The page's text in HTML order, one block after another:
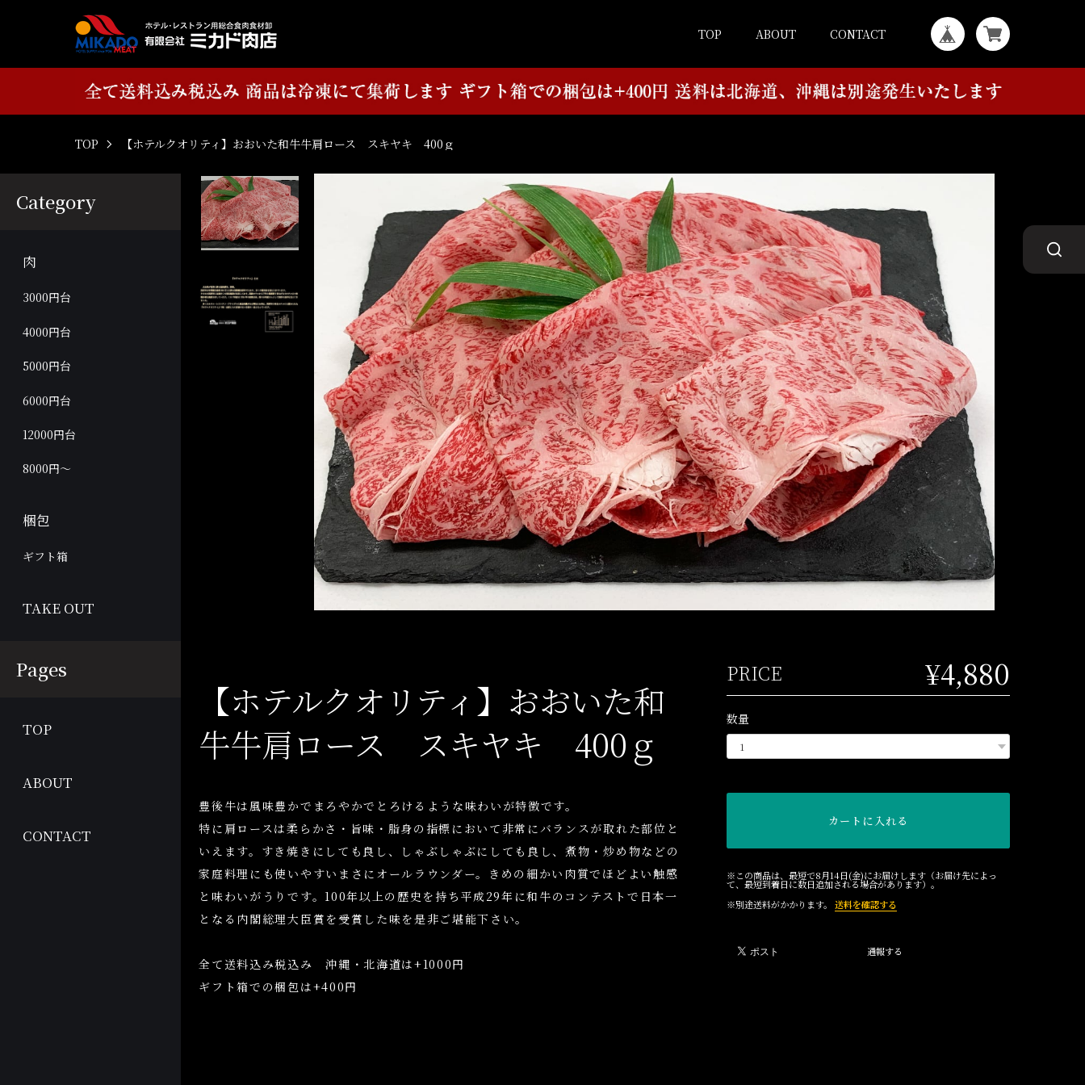
TOP ABOUT CONTACT
Pages
TOP
ABOUT
CONTACT
Category
肉
3000円台
4000円台
5000円台
6000円台
12000円台
8000円～
梱包
ギフト箱
TAKE OUT
TOP 【ホテルクオリティ】おおいた和牛牛肩ロース スキヤキ 400ｇ
【ホテルクオリティ】おおいた和
牛牛肩ロース スキヤキ 400ｇ
豊後牛は風味豊かでまろやかでとろけるような味わいが特徴です。
特に肩ロースは柔らかさ・旨味・脂身の指標において非常にバランスが取れた部位と
いえます。すき焼きにしても良し、しゃぶしゃぶにしても良し、煮物・炒め物などの
家庭料理にも使いやすいまさにオールラウンダー。きめの細かい肉質でほどよい触感
と味わいがうりです。100年以上の歴史を持ち平成29年に和牛のコンテストで日本一
となる内閣総理大臣賞を受賞した味を是非ご堪能下さい。
全て送料込み税込み 沖縄・北海道は+1000円
ギフト箱での梱包は+400円
PRICE ¥4,880
数量
カートに入れる
※この商品は、最短で8月14日(金)にお届けします（お届け先によっ
て、最短到着日に数日追加される場合があります）。
※別途送料がかかります。
送料を確認する
通報する